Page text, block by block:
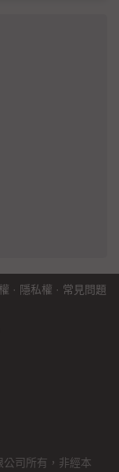
· 隱私權 · 常見問題
司所有，非經本